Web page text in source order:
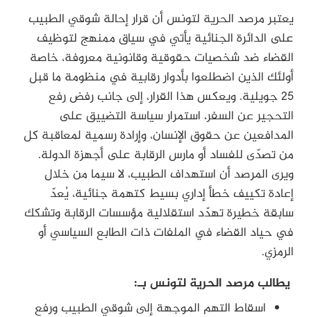
يعتبر مرصد الحرية لتونس أن قرار إحالة شوقي الطبيب
على الدائرة الجنائية يأتي في سياق ممنهج لتوظيف
القضاء ضد شخصيات حقوقية وقانونية معروفة، خاصة
أولئك الذين اضطلعوا بأدوار رقابية في منظومة ما قبل
25 جويلية. ويعكس هذا القرار، إلى جانب رفض رفع
التحجير عن السفر، استمرار سياسة التضييق على
المدافعين عن حقوق الإنسان، وإرادة رسمية لمعاقبة كل
من تصدّى للفساد أو مارس الرقابة على أجهزة الدولة.
ويرى المرصد أن استهداف الطبيب، لا سيما من خلال
إعادة تكييف خطأ إداري بسيط كتهمة جنائية، يُعدّ
سابقة خطيرة تهدّد استقلالية مؤسسات الرقابة وتشكك
في حياد القضاء في الملفات ذات الطابع السياسي أو
الرمزي.
يطالب مرصد الحرية لتونس بـ:
اسقاط التهم الموجهة إلى شوقي الطبيب ورفع